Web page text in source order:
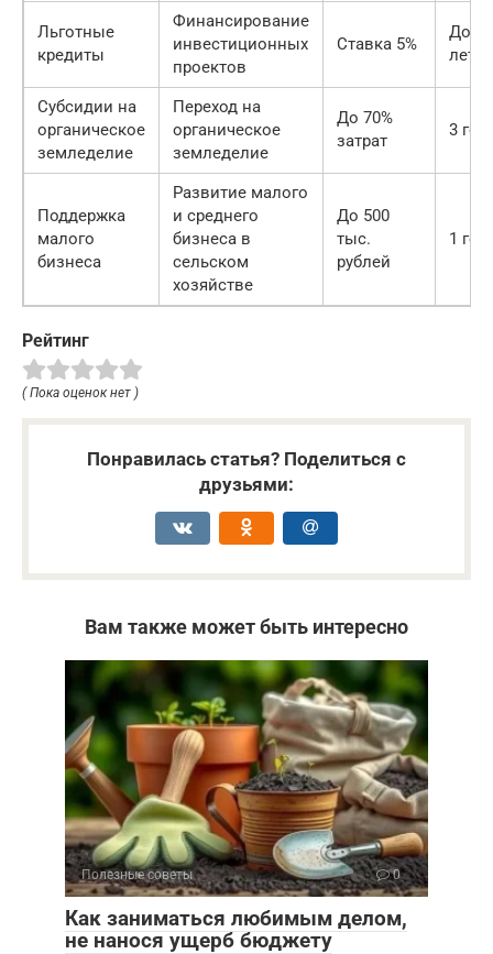
Льготные
кредиты
Финансирование
инвестиционных
проектов
Ставка 5%
До 10
лет
Субсидии на
органическое
земледелие
Переход на
органическое
земледелие
До 70%
затрат
3
Поддержка
малого
бизнеса
Развитие малого
и среднего
бизнеса в
сельском
хозяйстве
До 500
тыс.
рублей
1 год
Рейтинг
( Пока оценок нет )
Понравилась статья? Поделиться с
друзьями:
Вам также может быть интересно
Полезные советы 0
Как заниматься любимым делом,
не нанося ущерб бюджету